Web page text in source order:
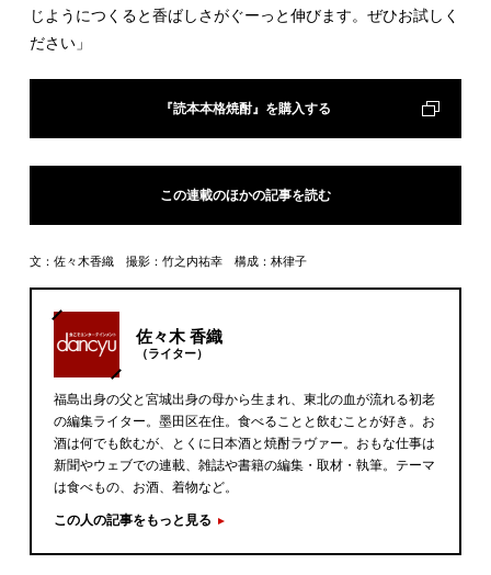
じようにつくると香ばしさがぐーっと伸びます。ぜひお試しく
ださい」
『読本本格焼酎』を購入する
この連載のほかの記事を読む
文：佐々木香織 撮影：竹之内祐幸 構成：林律子
佐々木 香織
（ライター）
福島出身の父と宮城出身の母から生まれ、東北の血が流れる初老
の編集ライター。墨田区在住。食べることと飲むことが好き。お
酒は何でも飲むが、とくに日本酒と焼酎ラヴァー。おもな仕事は
新聞やウェブでの連載、雑誌や書籍の編集・取材・執筆。テーマ
は食べもの、お酒、着物など。
この人の記事をもっと見る